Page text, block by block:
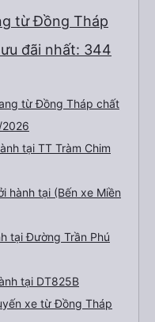
từ Đồng Tháp
đãi nhất: 344
từ Đồng Tháp chất
tại TT Tràm Chim
hành tại (Bến xe Miền
tại Đường Trần Phú
tại DT825B
xe từ Đồng Tháp